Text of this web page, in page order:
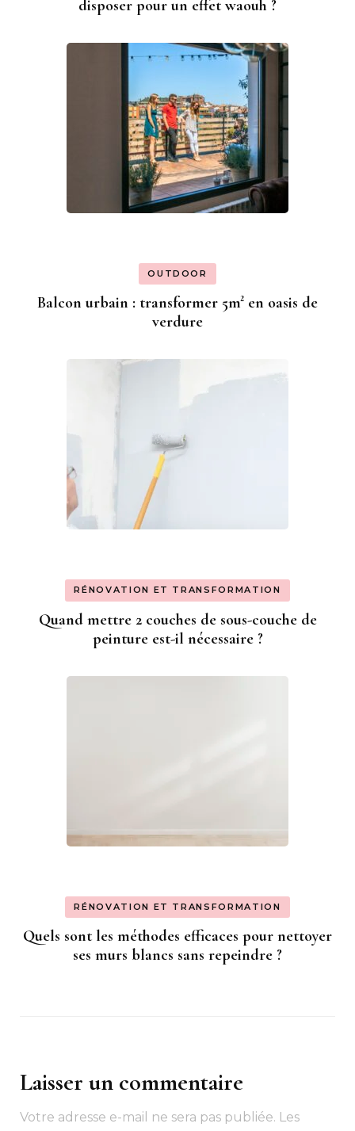
disposer pour un effet waouh ?
OUTDOOR
Balcon urbain : transformer 5m² en oasis de
verdure
RÉNOVATION ET TRANSFORMATION
Quand mettre 2 couches de sous-couche de
peinture est-il nécessaire ?
RÉNOVATION ET TRANSFORMATION
Quels sont les méthodes efficaces pour nettoyer
ses murs blancs sans repeindre ?
Laisser un commentaire
Votre adresse e-mail ne sera pas publiée. Les